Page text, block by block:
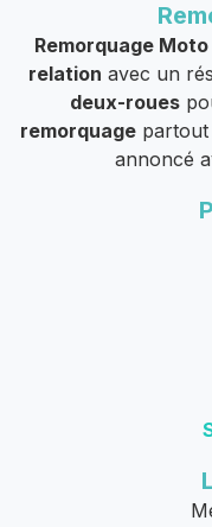
Remorquage Moto
relation avec un
deux-roues
remorquagepartout
annoncé